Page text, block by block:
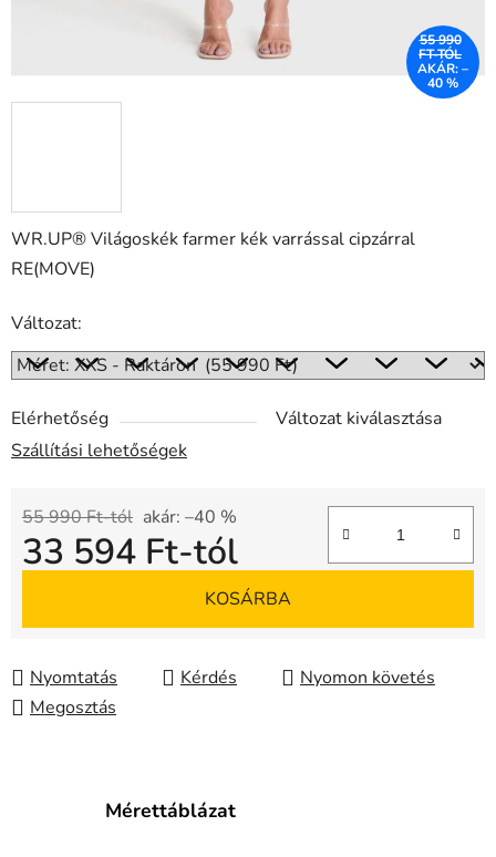
WR.UP® Világoskék farmer kék varrással cipzárral
RE(MOVE)
Változat:
Elérhetőség
Változat kiválasztása
Szállítási lehetőségek
55 990 Ft-tól akár: –40 %
33 594 Ft-tól
KOSÁRBA
Nyomtatás Kérdés
Nyomon követés
Megosztás
55 990
FT-TÓL
AKÁR: –
40 %
Mérettáblázat